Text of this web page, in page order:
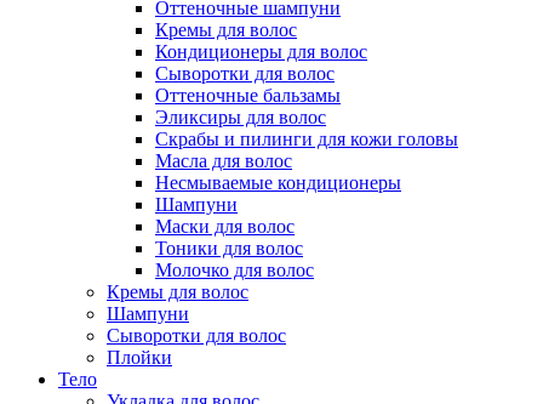
Оттеночные шампуни
Кремы для волос
Кондиционеры для волос
Сыворотки для волос
Оттеночные бальзамы
Эликсиры для волос
Скрабы и пилинги для кожи головы
Масла для волос
Несмываемые кондиционеры
Шампуни
Маски для волос
Тоники для волос
Молочко для волос
Кремы для волос
Шампуни
Сыворотки для волос
Плойки
Тело